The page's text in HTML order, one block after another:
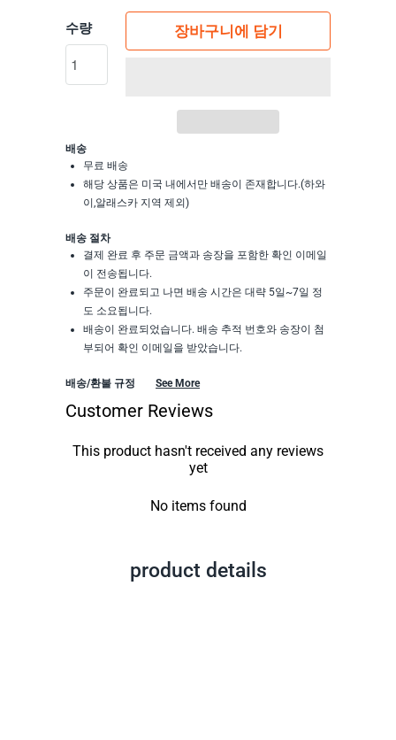
수량 장바구니에 담기
배송
무료 배송
해당 상품은 미국 내에서만 배송이 존재합니다.(하와
이,알래스카 지역 제외)
배송 절차
결제 완료 후 주문 금액과 송장을 포함한 확인 이메일
이 전송됩니다.
주문이 완료되고 나면 배송 시간은 대략 5일~7일 정
도 소요됩니다.
배송이 완료되었습니다. 배송 추적 번호와 송장이 첨
부되어 확인 이메일을 받았습니다.
배송/환불 규정 See More
Customer Reviews
This product hasn't received any reviews
yet
No items found
product details